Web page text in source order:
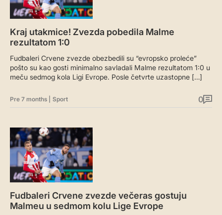
Kraj utakmice! Zvezda pobedila Malme
rezultatom 1:0
Fudbaleri Crvene zvezde obezbedili su “evropsko proleće”
pošto su kao gosti minimalno savladali Malme rezultatom 1:0 u
meču sedmog kola Ligi Evrope. Posle četvrte uzastopne […]
Pre 7 months Sport 0
Fudbaleri Crvene zvezde večeras gostuju
Malmeu u sedmom kolu Lige Evrope